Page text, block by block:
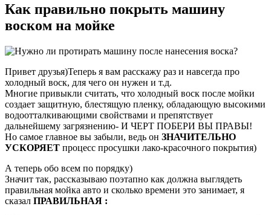
Как правильно покрыть машину
воском на мойке
Привет друзья)Теперь я вам расскажу раз и навсегда про
холодный воск, для чего он нужен и т.д.
Многие привыкли считать, что холодный воск после мойки
создает защитную, блестящую пленку, обладающую высокими
водоотталкивающими свойствами и препятствует
дальнейшему загрязнению- И ЧЕРТ ПОБЕРИ ВЫ ПРАВЫ!
Но самое главное вы забыли, ведь он ЗНАЧИТЕЛЬНО
УСКОРЯЕТ процесс просушки лако-красочного покрытия)
А теперь обо всем по порядку)
Значит так, рассказываю поэтапно как должна выглядеть
правильная мойка авто и сколько времени это занимает, я
сказал ПРАВИЛЬНАЯ :